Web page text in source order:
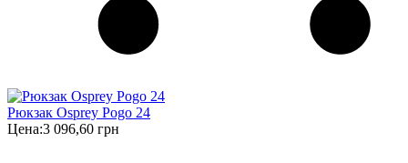
Рюкзак Osprey Pogo 24
Цена:3 096,60 грн